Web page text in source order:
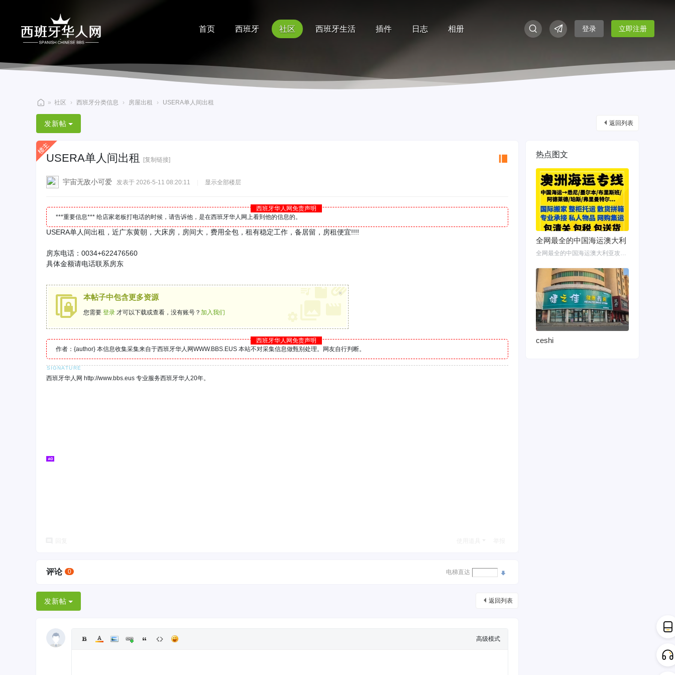
首页 西班牙 社区 西班牙生活 插件 日志 相册 登录 立即注册
西
班
牙
华
» 社区 › 西班牙分类信息 › 房屋出租 › USERA单人间出租
返回列表
发新帖
USERA单人间出租 [复制链接]
宇宙无敌小可爱 发表于 2026-5-11 08:20:11 显示全部楼层
西班牙华人网免责声明
***重要信息*** 给店家老板打电话的时候，请告诉他，是在西班牙华人网上看到他的信息的。
USERA单人间出租，近广东黄朝，大床房，房间大，费用全包，租有稳定工作，备居留，房租便宜!!!!
房东电话：0034+622476560
具体金额请电话联系房东
本帖子中包含更多资源
您需要 登录 才可以下载或查看，没有账号？ 加入我们
×
西班牙华人网免责声明
作者：{author} 本信息收集采集来自于西班牙华人网WWW.BBS.EUS 本站不对采集信息做甄别处理。网友自行判断。
西班牙华人网 http://www.bbs.eus 专业服务西班牙华人20年。
评论 0 电梯直达
返回列表
发新帖
高级模式
热点图文
全网最全的中国海运澳大利
全网最全的中国海运澳大利亚攻略！细说如何把家具转运悉尼墨尔本布里斯班 国内网购
ceshi